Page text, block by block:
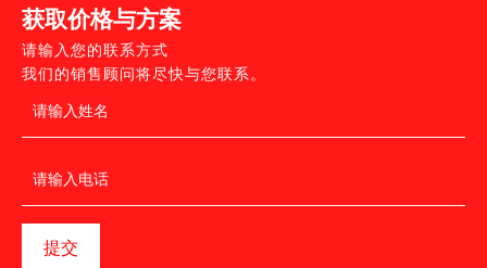
获取价格与方案
请输入您的联系方式
我们的销售顾问将尽快与您联系。
提交